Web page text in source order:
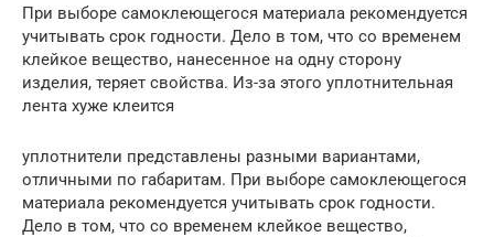
При выборе самоклеющегося материала рекомендуется
учитывать срок годности. Дело в том, что со временем
клейкое вещество, нанесенное на одну сторону
изделия, теряет свойства. Из-за этого уплотнительная
лента хуже клеится
уплотнители представлены разными вариантами,
отличными по габаритам. При выборе самоклеющегося
материала рекомендуется учитывать срок годности.
Дело в том, что со временем клейкое вещество,